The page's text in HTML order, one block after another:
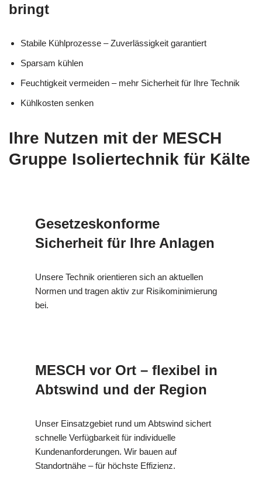
bringt
Stabile Kühlprozesse – Zuverlässigkeit garantiert
Sparsam kühlen
Feuchtigkeit vermeiden – mehr Sicherheit für Ihre Technik
Kühlkosten senken
Ihre Nutzen mit der MESCH
Gruppe Isoliertechnik für Kälte
Gesetzeskonforme
Sicherheit für Ihre Anlagen
Unsere Technik orientieren sich an aktuellen
Normen und tragen aktiv zur Risikominimierung
bei.
MESCH vor Ort – flexibel in
Abtswind und der Region
Unser Einsatzgebiet rund um Abtswind sichert
schnelle Verfügbarkeit für individuelle
Kundenanforderungen. Wir bauen auf
Standortnähe – für höchste Effizienz.